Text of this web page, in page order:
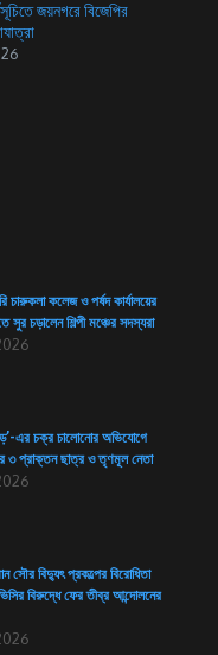
জয়নগরে বিজেপির
চারুকলা কলেজ ও পর্ষদ কার্যালয়ের
সুর চড়ালেন শিল্পী মঞ্চের সদস্যরা
এর চক্র চালোনোর অভিযোগে
৩ প্রাক্তন ছাত্র ও তৃণমূল নেতা
সৌর বিদ্যুৎ প্রকল্পের বিরোধিতা
বিরুদ্ধে ফের তীব্র আন্দোলনের